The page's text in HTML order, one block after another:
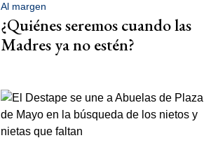
Al margen
¿Quiénes seremos cuando las
Madres ya no estén?